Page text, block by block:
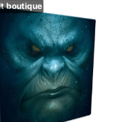
boutique